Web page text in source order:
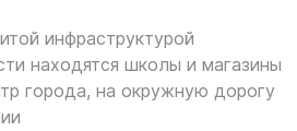
инфраструктурой
находятся школы и магазины
города, на окружную дорогу